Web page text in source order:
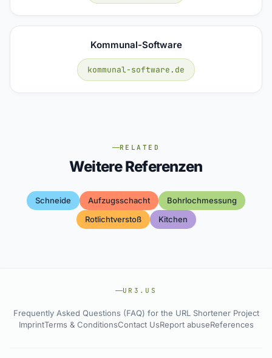
Kommunal-Software
kommunal-software.de
RELATED
Weitere Referenzen
Schneide Aufzugsschacht
Bohrlochmessung
Rotlichtverstoß
Kitchen
UR3.US
Frequently Asked Questions (FAQ) for the URL Shortener Project
ImprintTerms & ConditionsContact UsReport abuseReferences